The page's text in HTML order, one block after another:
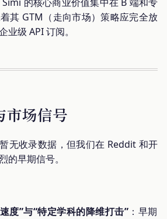
其 GTM（走向市场）策略应完全放
业级 API 订阅。
市场信号
无收录数据，但我们在 Reddit 和开
的早期信号。
度”与“特定学科的降维打击”：早期